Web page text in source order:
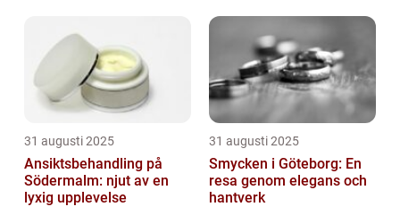
31 augusti 2025
Ansiktsbehandling på
Södermalm: njut av en
lyxig upplevelse
31 augusti 2025
Smycken i Göteborg: En
resa genom elegans och
hantverk